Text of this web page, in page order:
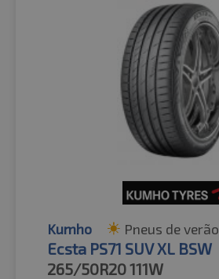
Kumho Pneus de verão
Ecsta PS71 SUV XL BSW
265/50R20111W